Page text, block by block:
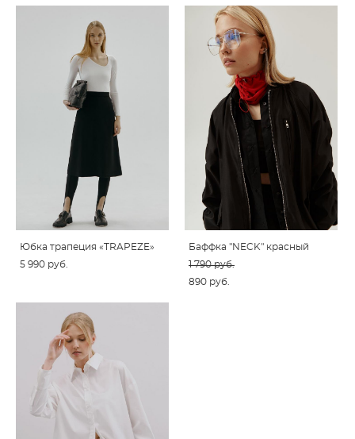
Юбка трапеция «TRAPEZE»
5 990 pуб.
Баффка "NECK" красный
1 790 pуб.
890 pуб.